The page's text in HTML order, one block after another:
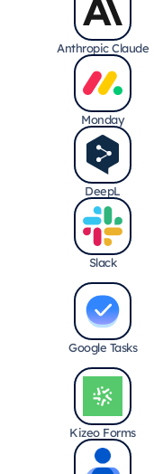
Anthropic Claude
Monday
DeepL
Slack
Google Tasks
Kizeo Forms